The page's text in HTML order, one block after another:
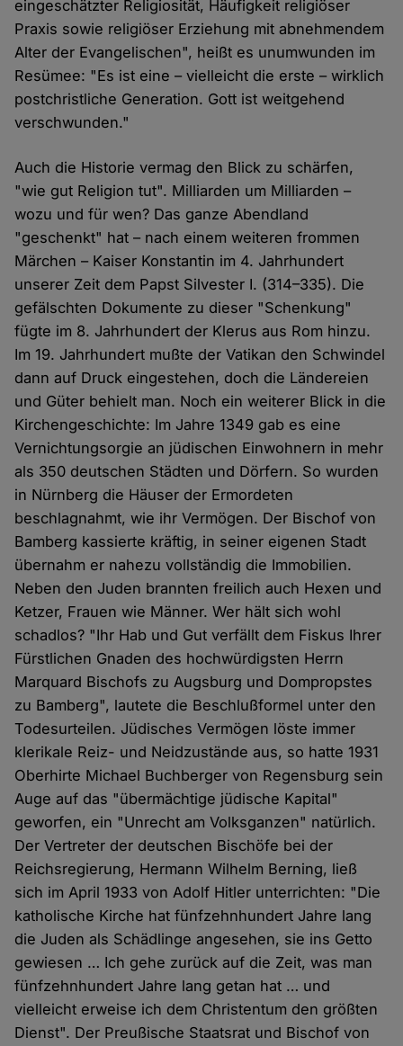
eingeschätzter Religiosität, Häufigkeit religiöser
Praxis sowie religiöser Erziehung mit abnehmendem
Alter der Evangelischen", heißt es unumwunden im
Resümee: "Es ist eine – vielleicht die erste – wirklich
postchristliche Generation. Gott ist weitgehend
verschwunden."
Auch die Historie vermag den Blick zu schärfen,
"wie gut Religion tut". Milliarden um Milliarden –
wozu und für wen? Das ganze Abendland
"geschenkt" hat – nach einem weiteren frommen
Märchen – Kaiser Konstantin im 4. Jahrhundert
unserer Zeit dem Papst Silvester I. (314–335). Die
gefälschten Dokumente zu dieser "Schenkung"
fügte im 8. Jahrhundert der Klerus aus Rom hinzu.
Im 19. Jahrhundert mußte der Vatikan den Schwindel
dann auf Druck eingestehen, doch die Ländereien
und Güter behielt man. Noch ein weiterer Blick in die
Kirchengeschichte: Im Jahre 1349 gab es eine
Vernichtungsorgie an jüdischen Einwohnern in mehr
als 350 deutschen Städten und Dörfern. So wurden
in Nürnberg die Häuser der Ermordeten
beschlagnahmt, wie ihr Vermögen. Der Bischof von
Bamberg kassierte kräftig, in seiner eigenen Stadt
übernahm er nahezu vollständig die Immobilien.
Neben den Juden brannten freilich auch Hexen und
Ketzer, Frauen wie Männer. Wer hält sich wohl
schadlos? "Ihr Hab und Gut verfällt dem Fiskus Ihrer
Fürstlichen Gnaden des hochwürdigsten Herrn
Marquard Bischofs zu Augsburg und Dompropstes
zu Bamberg", lautete die Beschlußformel unter den
Todesurteilen. Jüdisches Vermögen löste immer
klerikale Reiz- und Neidzustände aus, so hatte 1931
Oberhirte Michael Buchberger von Regensburg sein
Auge auf das "übermächtige jüdische Kapital"
geworfen, ein "Unrecht am Volksganzen" natürlich.
Der Vertreter der deutschen Bischöfe bei der
Reichsregierung, Hermann Wilhelm Berning, ließ
sich im April 1933 von Adolf Hitler unterrichten: "Die
katholische Kirche hat fünfzehnhundert Jahre lang
die Juden als Schädlinge angesehen, sie ins Getto
gewiesen … Ich gehe zurück auf die Zeit, was man
fünfzehnhundert Jahre lang getan hat … und
vielleicht erweise ich dem Christentum den größten
Dienst". Der Preußische Staatsrat und Bischof von